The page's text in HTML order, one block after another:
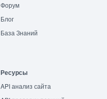
Форум
Блог
База Знаний
Ресурсы
API анализ сайта